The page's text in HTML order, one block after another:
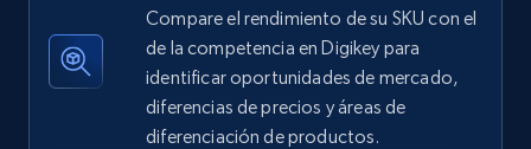
URL, Product id, Title, Seller name, Seller rating,
Seller reviews, Breadcrumbs, Root category, and
Compare el rendimiento de su SKU con el
de la competencia en Digikey para
identificar oportunidades de mercado,
diferencias de precios y áreas de
diferenciación de productos.